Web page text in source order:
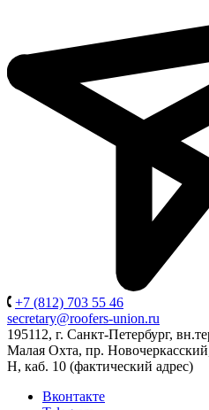
+7 (812) 703 55 46
secretary@roofers-union.ru
195112, г. Санкт-Петербург,
Малая Охта, пр.
Н, каб. 10 (фактический адрес)
Вконтакте